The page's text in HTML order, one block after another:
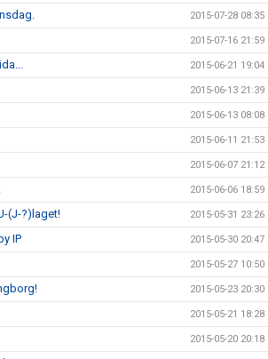
2015-07-28 08:35
2015-07-16 21:59
2015-06-21 19:04
2015-06-13 21:39
2015-06-13 08:08
2015-06-11 21:53
2015-06-07 21:12
2015-06-06 18:59
(J-?)laget! 2015-05-31 23:26
IP 2015-05-30 20:47
2015-05-27 10:50
2015-05-23 20:30
2015-05-21 18:28
2015-05-20 20:18